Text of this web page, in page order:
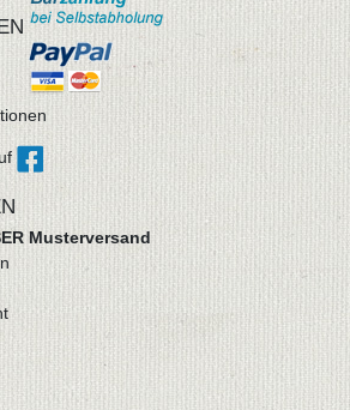
Musterversand